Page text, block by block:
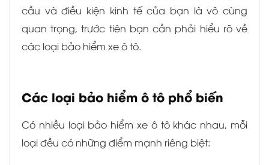
cầu và điều kiện kinh tế của bạn là vô cùng
quan trọng, trước tiên bạn cần phải hiểu rõ về
các loại bảo hiểm xe ô tô.
Các loại bảo hiểm ô tô phổ biến
Có nhiều loại bảo hiểm xe ô tô khác nhau, mỗi
loại đều có những điểm mạnh riêng biệt: